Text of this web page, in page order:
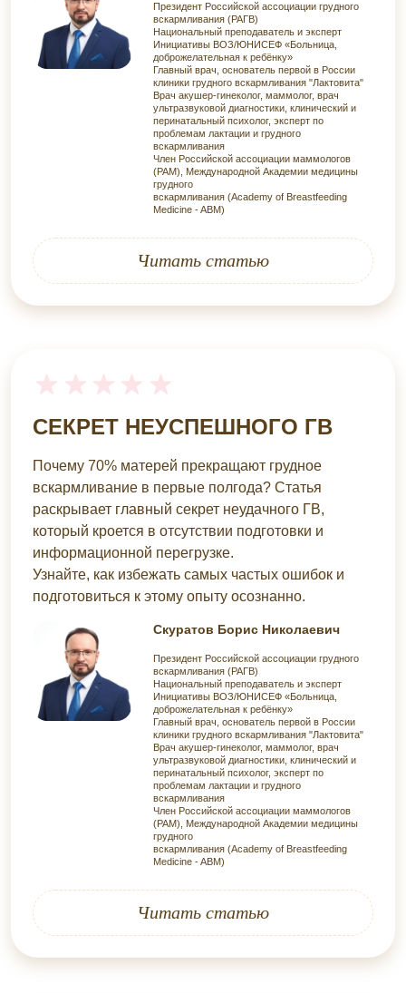
Президент Российской ассоциации грудного
вскармливания (РАГВ)
Национальный преподаватель и эксперт
Инициативы ВОЗ/ЮНИСЕФ «Больница,
доброжелательная к ребёнку»
Главный врач, основатель первой в России
клиники грудного вскармливания "Лактовита"
Врач акушер-гинеколог, маммолог, врач
ультразвуковой диагностики, клинический и
перинатальный психолог, эксперт по
проблемам лактации и грудного
вскармливания
Член Российской ассоциации маммологов
(РАМ), Международной Академии медицины
грудного
вскармливания (Academy of Breastfeeding
Medicine - ABM)
Читать статью
Скуратов Борис Николаевич
Президент Российской ассоциации грудного
вскармливания (РАГВ)
Национальный преподаватель и эксперт
Инициативы ВОЗ/ЮНИСЕФ «Больница,
доброжелательная к ребёнку»
Главный врач, основатель первой в России
клиники грудного вскармливания "Лактовита"
Врач акушер-гинеколог, маммолог, врач
ультразвуковой диагностики, клинический и
перинатальный психолог, эксперт по
проблемам лактации и грудного
вскармливания
Член Российской ассоциации маммологов
(РАМ), Международной Академии медицины
грудного
вскармливания (Academy of Breastfeeding
Medicine - ABM)
Читать статью
СЕКРЕТ НЕУСПЕШНОГО ГВ
Почему 70% матерей прекращают грудное
вскармливание в первые полгода? Статья
раскрывает главный секрет неудачного ГВ,
который кроется в отсутствии подготовки и
информационной перегрузке.
Узнайте, как избежать самых частых ошибок и
подготовиться к этому опыту осознанно.